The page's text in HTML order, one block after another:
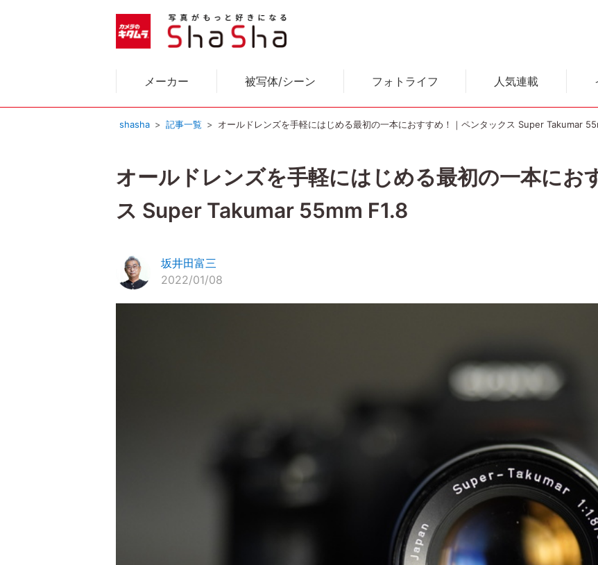
メーカー 被写体/シーン フォトライフ 人気連載
shasha 記事一覧 オールドレンズを手軽にはじめる最初の一本におすすめ！｜ペンタックス Super Takumar
オールドレンズを手軽にはじめる最初の一本にお
ス Super Takumar 55mm F1.8
坂井田富三
2022/01/08